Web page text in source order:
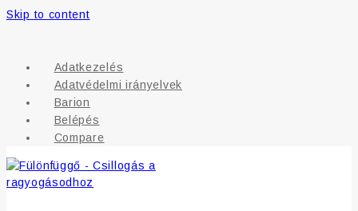
Skip to content
Adatkezelés
Adatvédelmi irányelvek
Barion
Belépés
Compare